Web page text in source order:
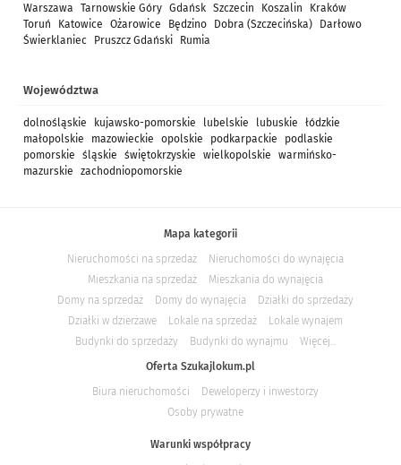
Warszawa
Tarnowskie Góry Gdańsk Szczecin Koszalin
Kraków
Toruń
Katowice Ożarowice Będzino Dobra (Szczecińska)
Darłowo
Świerklaniec
Pruszcz Gdański Rumia
Województwa
dolnośląskie kujawsko-pomorskie lubelskie lubuskie
łódzkie
małopolskie
mazowieckie opolskie podkarpackie
podlaskie
pomorskie
śląskie świętokrzyskie wielkopolskie
warmińsko-
mazurskie
zachodniopomorskie
Mapa kategorii
Nieruchomości na sprzedaż
Nieruchomości do wynajęcia
Mieszkania na sprzedaż
Mieszkania do wynajęcia
Domy na sprzedaż
Domy do wynajęcia
Działki do sprzedaży
Działki w dzierżawe
Lokale na sprzedaż
Lokale wynajem
Budynki do sprzedaży
Budynki do wynajmu
Więcej...
Oferta Szukajlokum.pl
Biura nieruchomości
Deweloperzy i inwestorzy
Osoby prywatne
Warunki współpracy